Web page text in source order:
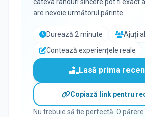
câteva rânduri sincere pot fi exact
are nevoie următorul părinte.
Durează 2 minute
Ajuți
Contează experiențele reale
Lasă prima
Copiază link pentru
Nu trebuie să fie perfectă. O